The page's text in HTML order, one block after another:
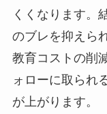
くくなります。
のブレを抑えら
教育コストの削
ォローに取られ
が上がります。